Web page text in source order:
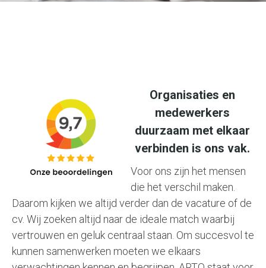
Organisaties en
medewerkers
duurzaam met elkaar
verbinden is ons vak.
Voor ons zijn het mensen
die het verschil maken.
Daarom kijken we altijd verder dan de vacature of de
cv. Wij zoeken altijd naar de ideale match waarbij
vertrouwen en geluk centraal staan. Om succesvol te
kunnen samenwerken moeten we elkaars